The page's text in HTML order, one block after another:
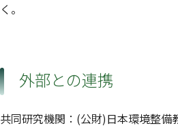
く。
外部との連携
共同研究機関：(公財)日本環境整備